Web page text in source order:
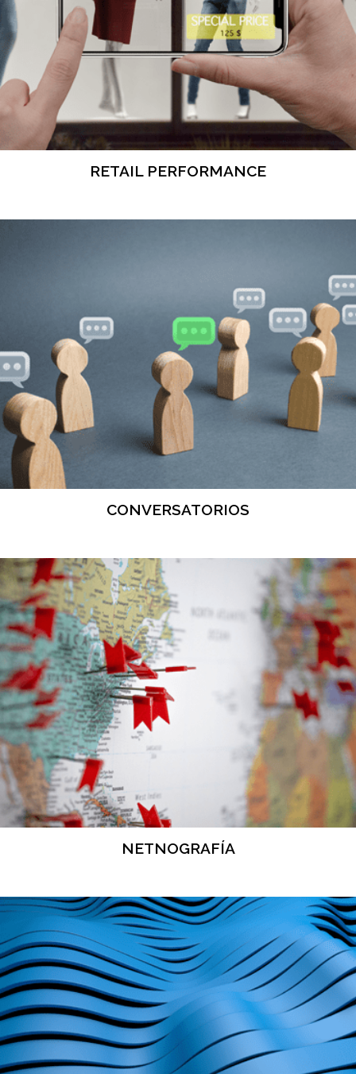
RETAIL PERFORMANCE
CONVERSATORIOS
NETNOGRAFÍA